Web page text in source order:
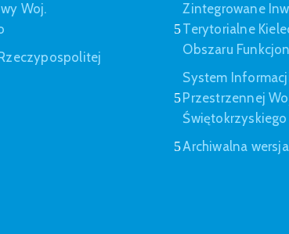
Woj.
Zintegrowane
Terytorialne
Obszaru
System
Przestrzennej
Świętokrzyskiego
Archiwalna